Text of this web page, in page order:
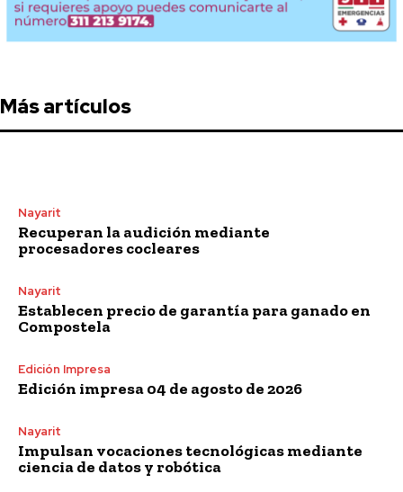
Más artículos
Nayarit
Recuperan la audición mediante
procesadores cocleares
Nayarit
Establecen precio de garantía para ganado en
Compostela
Edición Impresa
Edición impresa 04 de agosto de 2026
Nayarit
Impulsan vocaciones tecnológicas mediante
ciencia de datos y robótica